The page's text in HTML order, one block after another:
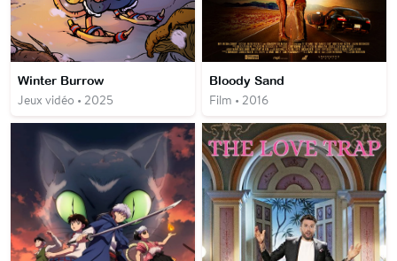
Winter Burrow
Jeux vidéo • 2025
Bloody Sand
Film • 2016